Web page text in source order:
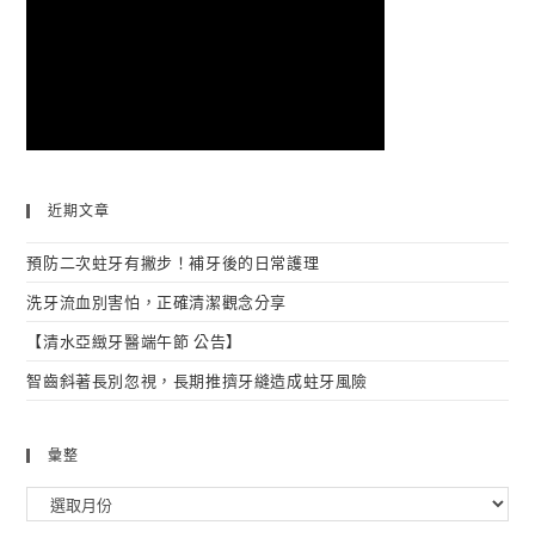
近期文章
預防二次蛀牙有撇步！補牙後的日常護理
洗牙流血別害怕，正確清潔觀念分享
【清水亞緻牙醫端午節 公告】
智齒斜著長別忽視，長期推擠牙縫造成蛀牙風險
彙整